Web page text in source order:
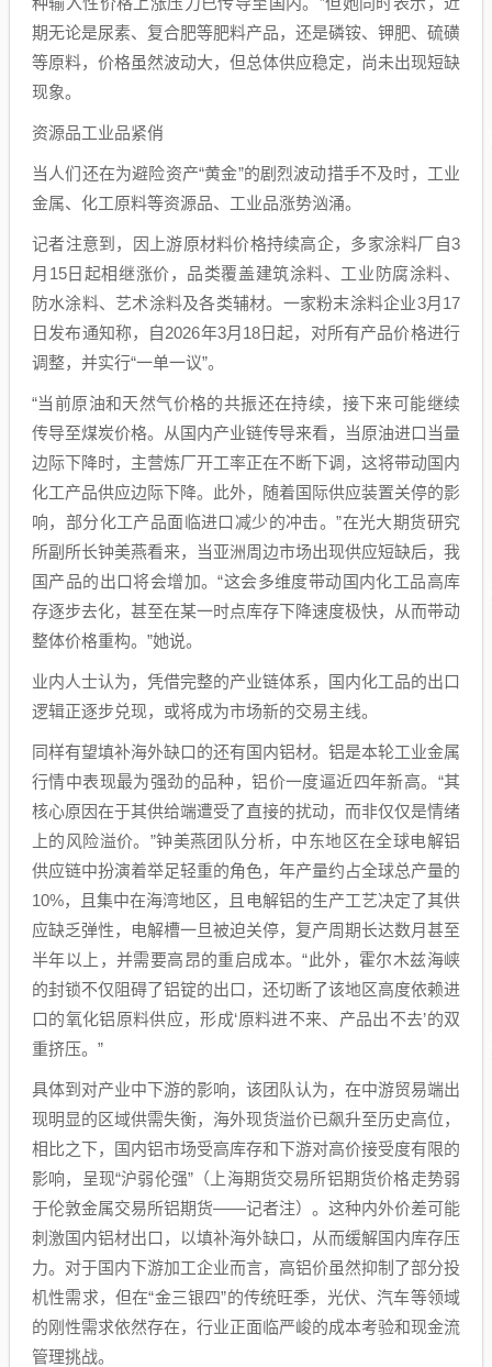
期无论是尿素、复合肥等肥料产品，还是磷铵、钾肥、硫磺
等原料，价格虽然波动大，但总体供应稳定，尚未出现短缺
现象。
资源品工业品紧俏
当人们还在为避险资产“黄金”的剧烈波动措手不及时，工业
金属、化工原料等资源品、工业品涨势汹涌。
记者注意到，因上游原材料价格持续高企，多家涂料厂自3
月15日起相继涨价，品类覆盖建筑涂料、工业防腐涂料、
防水涂料、艺术涂料及各类辅材。一家粉末涂料企业3月17
日发布通知称，自2026年3月18日起，对所有产品价格进行
调整，并实行“一单一议”。
“当前原油和天然气价格的共振还在持续，接下来可能继续
传导至煤炭价格。从国内产业链传导来看，当原油进口当量
边际下降时，主营炼厂开工率正在不断下调，这将带动国内
化工产品供应边际下降。此外，随着国际供应装置关停的影
响，部分化工产品面临进口减少的冲击。”在光大期货研究
所副所长钟美燕看来，当亚洲周边市场出现供应短缺后，我
国产品的出口将会增加。“这会多维度带动国内化工品高库
存逐步去化，甚至在某一时点库存下降速度极快，从而带动
整体价格重构。”她说。
业内人士认为，凭借完整的产业链体系，国内化工品的出口
逻辑正逐步兑现，或将成为市场新的交易主线。
同样有望填补海外缺口的还有国内铝材。铝是本轮工业金属
行情中表现最为强劲的品种，铝价一度逼近四年新高。“其
核心原因在于其供给端遭受了直接的扰动，而非仅仅是情绪
上的风险溢价。”钟美燕团队分析，中东地区在全球电解铝
供应链中扮演着举足轻重的角色，年产量约占全球总产量的
10%，且集中在海湾地区，且电解铝的生产工艺决定了其供
应缺乏弹性，电解槽一旦被迫关停，复产周期长达数月甚至
半年以上，并需要高昂的重启成本。“此外，霍尔木兹海峡
的封锁不仅阻碍了铝锭的出口，还切断了该地区高度依赖进
口的氧化铝原料供应，形成‘原料进不来、产品出不去’的双
重挤压。”
具体到对产业中下游的影响，该团队认为，在中游贸易端出
现明显的区域供需失衡，海外现货溢价已飙升至历史高位，
相比之下，国内铝市场受高库存和下游对高价接受度有限的
影响，呈现“沪弱伦强”（上海期货交易所铝期货价格走势弱
于伦敦金属交易所铝期货——记者注）。这种内外价差可能
刺激国内铝材出口，以填补海外缺口，从而缓解国内库存压
力。对于国内下游加工企业而言，高铝价虽然抑制了部分投
机性需求，但在“金三银四”的传统旺季，光伏、汽车等领域
的刚性需求依然存在，行业正面临严峻的成本考验和现金流
管理挑战。